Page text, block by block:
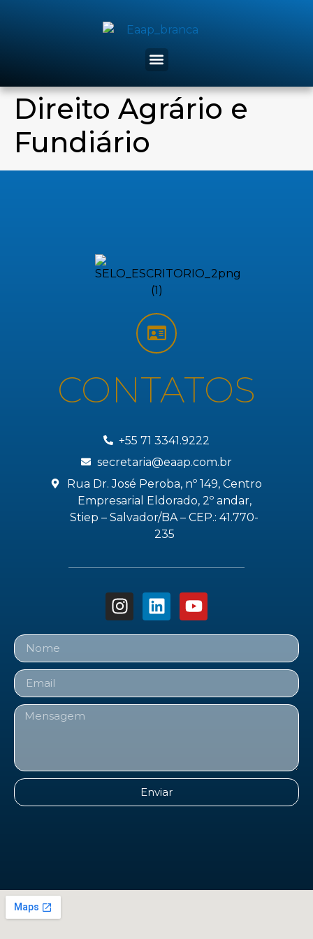
Direito Agrário e
Fundiário
CONTATOS
+55 71 3341.9222
secretaria@eaap.com.br
Rua Dr. José Peroba, nº 149, Centro
Empresarial Eldorado, 2º andar,
Stiep – Salvador/BA – CEP.: 41.770-
235
Enviar